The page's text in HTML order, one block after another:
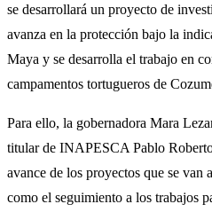
se desarrollará un proyecto de
avanza en la protección bajo la
Maya y se desarrolla el trabajo en
campamentos tortugueros de
Para ello, la gobernadora Mara
titular de INAPESCA Pablo
avance de los proyectos que se van
como el seguimiento a los trabajos